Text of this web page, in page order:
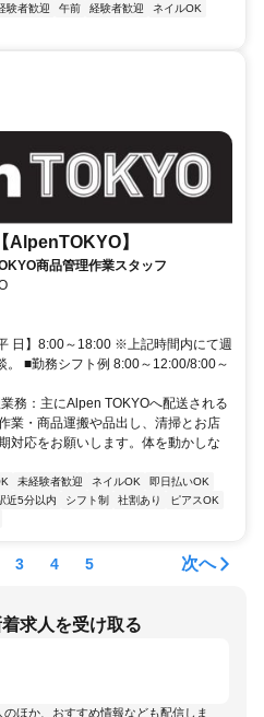
験者歓迎 午前 経験者歓迎
ネイルOK
AlpenTOKYO】
商品管理作業スタッフ
日】8:00～18:00 ※上記時間内にて週
。 ■勤務シフト例 8:00～12:00/8:00～
務：主にAlpen TOKYOへ配送される
業・商品運搬や品出し、清掃とお店
対応をお願いします。体を動かしな
未経験者歓迎 ネイルOK
即日払いOK
近5分以内 シフト制 社割あり
ピアスOK
3 4 5 次へ
求人を受け取る
のほか、おすすめ情報なども配信しま